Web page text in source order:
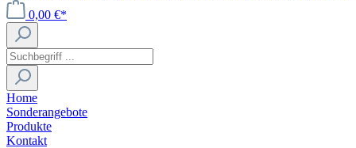
0,00 €*
Home
Sonderangebote
Produkte
Kontakt